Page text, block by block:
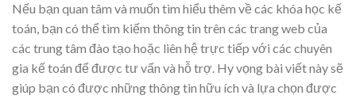
Nếu bạn quan tâm và muốn tìm hiểu thêm về các khóa học kế
toán, bạn có thể tìm kiếm thông tin trên các trang web của
các trung tâm đào tạo hoặc liên hệ trực tiếp với các chuyên
gia kế toán để được tư vấn và hỗ trợ. Hy vọng bài viết này sẽ
giúp bạn có được những thông tin hữu ích và lựa chọn được